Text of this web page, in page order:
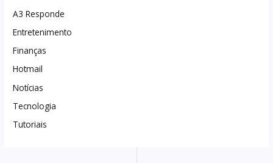
A3 Responde
Entretenimento
Finanças
Hotmail
Notícias
Tecnologia
Tutoriais